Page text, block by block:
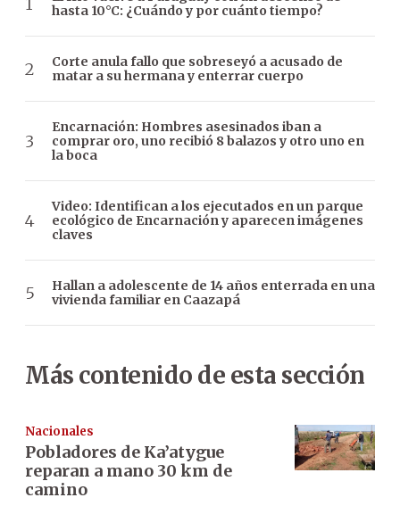
hasta 10°C: ¿Cuándo y por cuánto tiempo?
Corte anula fallo que sobreseyó a acusado de
matar a su hermana y enterrar cuerpo
Encarnación: Hombres asesinados iban a
comprar oro, uno recibió 8 balazos y otro uno en
la boca
Video: Identifican a los ejecutados en un parque
ecológico de Encarnación y aparecen imágenes
claves
Hallan a adolescente de 14 años enterrada en una
vivienda familiar en Caazapá
Más contenido de esta sección
Nacionales
Pobladores de Ka’atygue
reparan a mano 30 km de
camino